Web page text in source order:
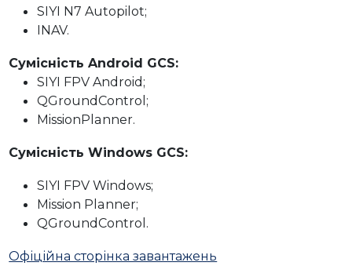
SIYI N7 Autopilot;
INAV.
Сумісність Android GCS:
SIYI FPV Android;
QGroundControl;
MissionPlanner.
Сумісність Windows GCS:
SIYI FPV Windows;
Mission Planner;
QGroundControl.
Офіційна сторінка завантажень